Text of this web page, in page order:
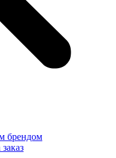
брендом